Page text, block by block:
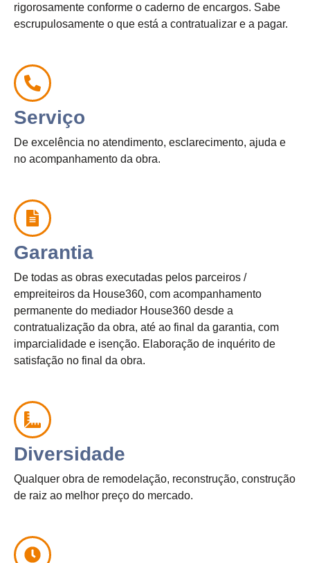
rigorosamente conforme o caderno de encargos. Sabe
escrupulosamente o que está a contratualizar e a pagar.
Serviço
De excelência no atendimento, esclarecimento, ajuda e
no acompanhamento da obra.
Garantia
De todas as obras executadas pelos parceiros /
empreiteiros da House360, com acompanhamento
permanente do mediador House360 desde a
contratualização da obra, até ao final da garantia, com
imparcialidade e isenção. Elaboração de inquérito de
satisfação no final da obra.
Diversidade
Qualquer obra de remodelação, reconstrução, construção
de raiz ao melhor preço do mercado.